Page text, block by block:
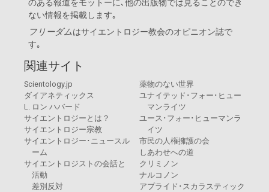
のある報道をモットーに､他の出版物では見ることのでき
ない情報を掲載します｡
フリーダムはサイエントロジー教会のオピニオン誌で
す｡
関連サイト
Scientology.jp
ダイアネティックス
L. ロン ハバード
サイエントロジーとは？
サイエントロジー宗教
サイエントロジー･ニュースル
ーム
サイエントロジストの会話と
活動
差別反対
薬物のない世界
ユナイテッド･フォー･ヒュー
マンライツ
ユース･フォー･ヒューマンラ
イツ
市民の人権擁護の会
しあわせへの道
クリミノン
ナルコノン
アプライド･スカラスティック